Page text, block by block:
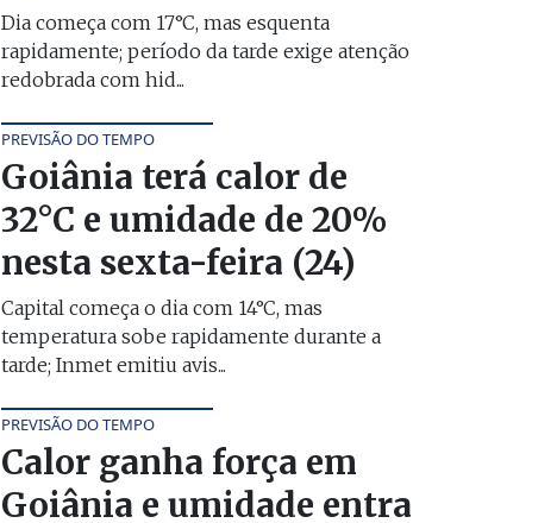
Dia começa com 17°C, mas esquenta
rapidamente; período da tarde exige atenção
redobrada com hid...
PREVISÃO DO TEMPO
Goiânia terá calor de
32°C e umidade de 20%
nesta sexta-feira (24)
Capital começa o dia com 14°C, mas
temperatura sobe rapidamente durante a
tarde; Inmet emitiu avis...
PREVISÃO DO TEMPO
Calor ganha força em
Goiânia e umidade entra